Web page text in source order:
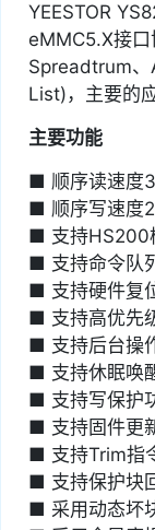
YEESTOR
eMMC5.X接
Spreadtrum
List)，主要的
主要功能
■ 顺序读速度
■ 顺序写速度
■ 支持HS200
■ 支持命令队
■ 支持硬件复
■ 支持高优先
■ 支持后台操
■ 支持休眠唤
■ 支持写保护
■ 支持固件更
■ 支持Trim指
■ 支持保护块
■ 采用动态坏